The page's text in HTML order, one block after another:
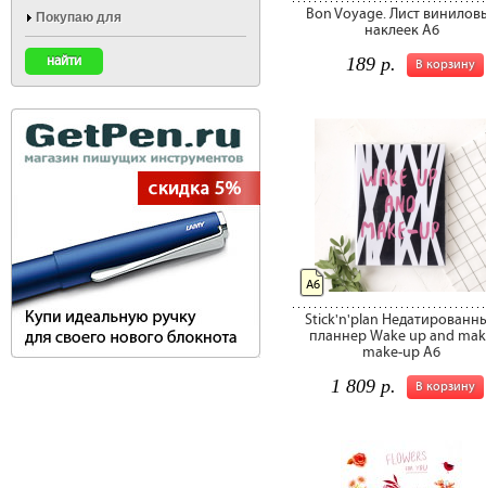
Bon Voyage. Лист
наклеек А6
В корзину
189 р.
Stick'n'plan
планнер Wake up and
make-up А6
В корзину
1 809 р.
А6
Покупаю для